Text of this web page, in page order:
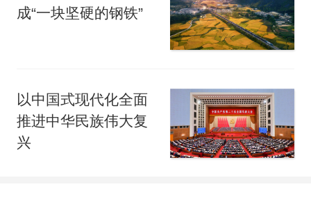
成“一块坚硬的钢铁”
以中国式现代化全面
推进中华民族伟大复
兴